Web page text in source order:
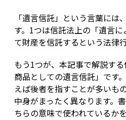
「遺言信託」という言葉には
す。1つは信託法上の「遺言
て財産を信託するという法律
もう1つが、本記事で解説す
商品としての遺言信託」です
えば後者を指すことが多いも
中身がまったく異なります。
ちらの意味で使われているか